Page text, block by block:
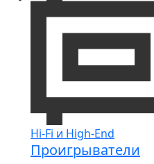
Hi-Fi и High-End
Проигрыватели